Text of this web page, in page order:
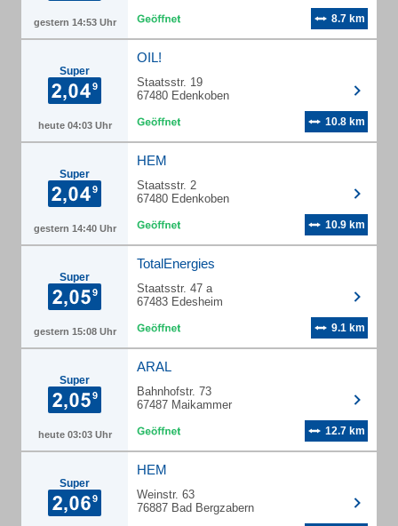
gestern 14:53 Uhr 8.7 km
Super
heute 04:03 Uhr
OIL!
Staatsstr. 19
67480 Edenkoben
10.8 km
Super
gestern 14:40 Uhr
HEM
Staatsstr. 2
67480 Edenkoben
10.9 km
Super
gestern 15:08 Uhr
TotalEnergies
Staatsstr. 47 a
67483 Edesheim
9.1 km
Super
heute 03:03 Uhr
ARAL
Bahnhofstr. 73
67487 Maikammer
12.7 km
Super
HEM
Weinstr. 63
76887 Bad Bergzabern